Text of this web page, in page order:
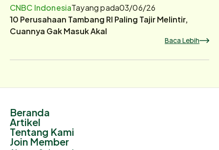
CNBC IndonesiaTayang pada03/06/26
10 Perusahaan Tambang RI Paling Tajir Melintir,
Cuannya Gak Masuk Akal
Baca Lebih
Beranda
Artikel
Tentang Kami
Join Member